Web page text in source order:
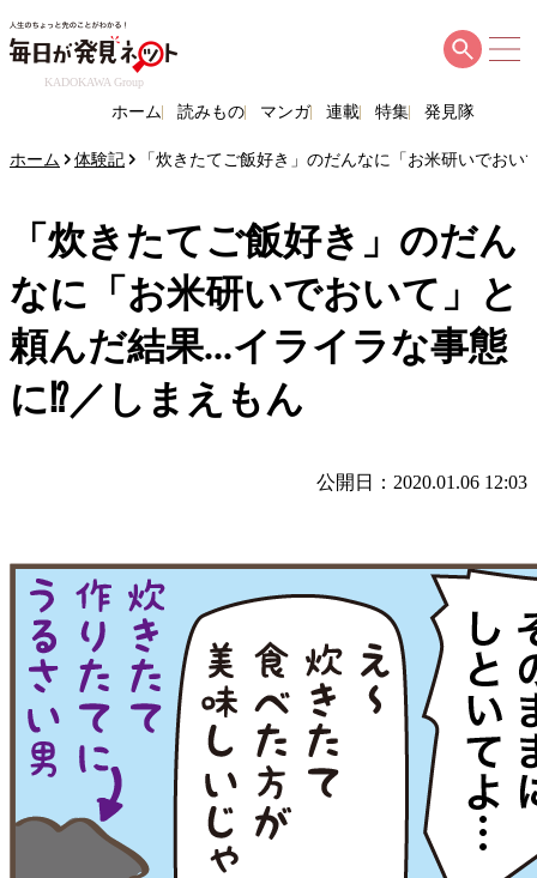
KADOKAWA Group
ホーム 読みもの マンガ 連載 特集 発見隊
ホーム 体験記 「炊きたてご飯好き」のだんなに「お米研いでお
「炊きたてご飯好き」のだん
なに「お米研いでおいて」と
頼んだ結果...イライラな事態
に⁉／しまえもん
公開日：2020.01.06 12:03